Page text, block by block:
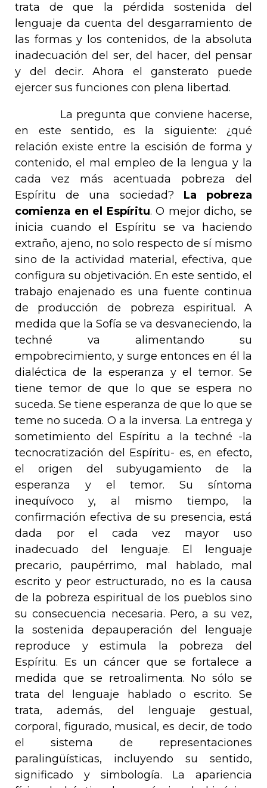
trata de que la pérdida sostenida del
lenguaje da cuenta del desgarramiento de
las formas y los contenidos, de la absoluta
inadecuación del ser, del hacer, del pensar
y del decir. Ahora el gansterato puede
ejercer sus funciones con plena libertad.
La pregunta que conviene hacerse,
en este sentido, es la siguiente: ¿qué
relación existe entre la escisión de forma y
contenido, el mal empleo de la lengua y la
cada vez más acentuada pobreza del
Espíritu de una sociedad? La pobreza
comienza en el Espíritu. O mejor dicho, se
inicia cuando el Espíritu se va haciendo
extraño, ajeno, no solo respecto de sí mismo
sino de la actividad material, efectiva, que
configura su objetivación. En este sentido, el
trabajo enajenado es una fuente continua
de producción de pobreza espiritual. A
medida que la Sofía se va desvaneciendo, la
techné va alimentando su
empobrecimiento, y surge entonces en él la
dialéctica de la esperanza y el temor. Se
tiene temor de que lo que se espera no
suceda. Se tiene esperanza de que lo que se
teme no suceda. O a la inversa. La entrega y
sometimiento del Espíritu a la techné -la
tecnocratización del Espíritu- es, en efecto,
el origen del subyugamiento de la
esperanza y el temor. Su síntoma
inequívoco y, al mismo tiempo, la
confirmación efectiva de su presencia, está
dada por el cada vez mayor uso
inadecuado del lenguaje. El lenguaje
precario, paupérrimo, mal hablado, mal
escrito y peor estructurado, no es la causa
de la pobreza espiritual de los pueblos sino
su consecuencia necesaria. Pero, a su vez,
la sostenida depauperación del lenguaje
reproduce y estimula la pobreza del
Espíritu. Es un cáncer que se fortalece a
medida que se retroalimenta. No sólo se
trata del lenguaje hablado o escrito. Se
trata, además, del lenguaje gestual,
corporal, figurado, musical, es decir, de todo
el sistema de representaciones
paralingüísticas, incluyendo su sentido,
significado y simbología. La apariencia